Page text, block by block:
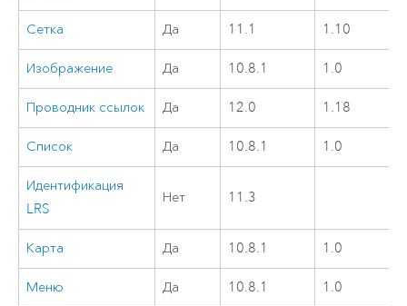
Сетка Да 11.1 1.10
Изображение Да 10.8.1 1.0
Проводник ссылок Да 12.0 1.18
Список Да 10.8.1 1.0
Идентификация
LRS
Нет 11.3
Карта Да 10.8.1 1.0
Меню Да 10.8.1 1.0